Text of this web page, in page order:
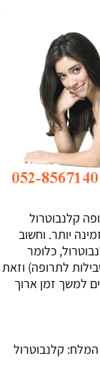
קלנבוטרול
יותר. וחשוב
כלומר
לתרופה) וזאת
למשך זמן ארוך
המלח: קלנבוטרול